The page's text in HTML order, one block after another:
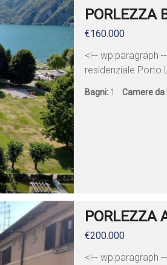
€160.000
<!-- wp:paragraph
residenziale Porto
Bagni: 1 Camere da
€200.000
<!-- wp:paragraph